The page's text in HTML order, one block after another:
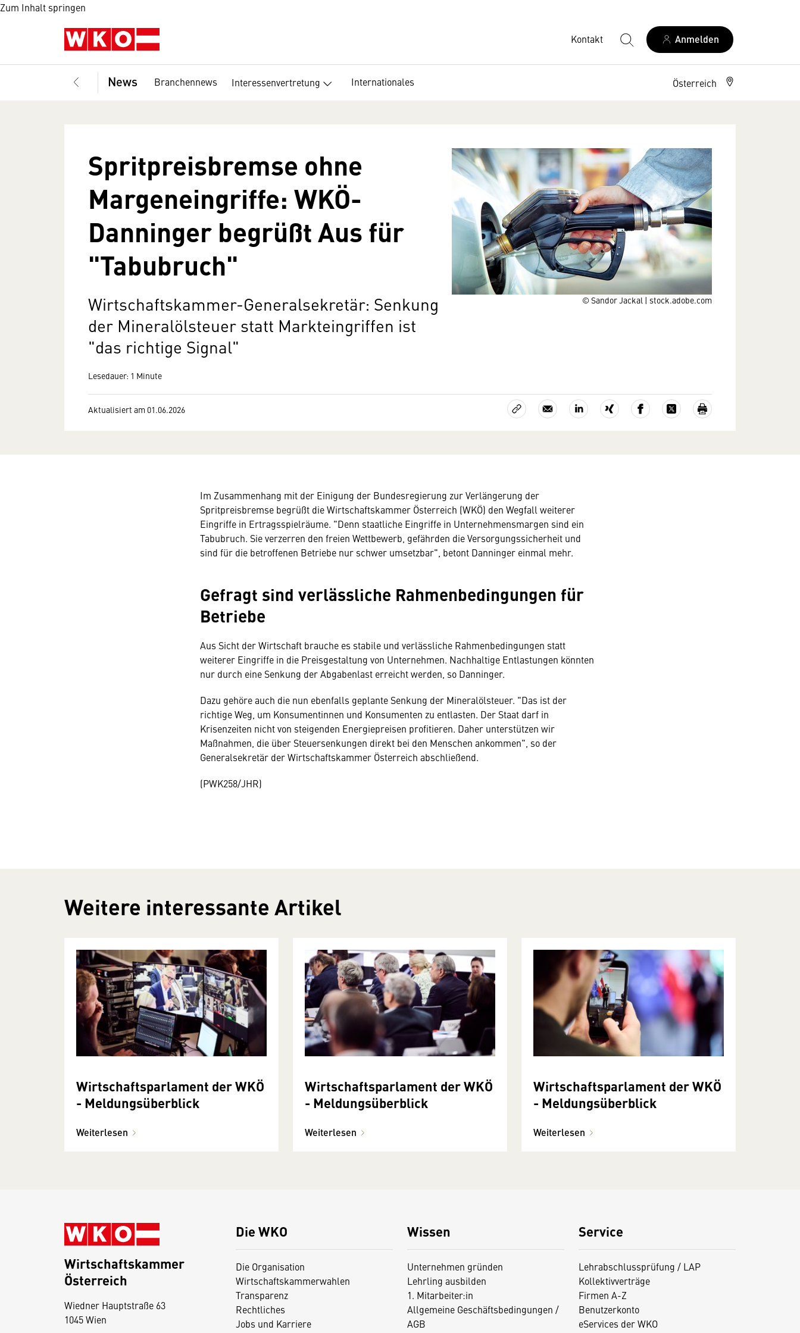
Zum Inhalt springen
Kontakt Anmelden
News Branchennews Interessenvertretung Internationales Österreich
© Sandor Jackal | stock.adobe.com
Spritpreisbremse ohne
Margeneingriffe: WKÖ-
Danninger begrüßt Aus für
"Tabubruch"
Wirtschaftskammer-Generalsekretär: Senkung
der Mineralölsteuer statt Markteingriffen ist
"das richtige Signal"
Lesedauer: 1 Minute
Aktualisiert am 01.06.2026
Im Zusammenhang mit der Einigung der Bundesregierung zur Verlängerung der
Spritpreisbremse begrüßt die Wirtschaftskammer Österreich (WKÖ) den Wegfall weiterer
Eingriffe in Ertragsspielräume. "Denn staatliche Eingriffe in Unternehmensmargen sind ein
Tabubruch. Sie verzerren den freien Wettbewerb, gefährden die Versorgungssicherheit und
sind für die betroffenen Betriebe nur schwer umsetzbar", betont Danninger einmal mehr.
Gefragt sind verlässliche Rahmenbedingungen für
Betriebe
Aus Sicht der Wirtschaft brauche es stabile und verlässliche Rahmenbedingungen statt
weiterer Eingriffe in die Preisgestaltung von Unternehmen. Nachhaltige Entlastungen könnten
nur durch eine Senkung der Abgabenlast erreicht werden, so Danninger.
Dazu gehöre auch die nun ebenfalls geplante Senkung der Mineralölsteuer. "Das ist der
richtige Weg, um Konsumentinnen und Konsumenten zu entlasten. Der Staat darf in
Krisenzeiten nicht von steigenden Energiepreisen profitieren. Daher unterstützen wir
Maßnahmen, die über Steuersenkungen direkt bei den Menschen ankommen", so der
Generalsekretär der Wirtschaftskammer Österreich abschließend.
(PWK258/JHR)
Weitere interessante Artikel
Wirtschaftsparlament der WKÖ
- Meldungsüberblick
Weiterlesen
Wirtschaftsparlament der WKÖ
- Meldungsüberblick
Weiterlesen
Wirtschaftsparlament der WKÖ
- Meldungsüberblick
Weiterlesen
Die WKO
Die Organisation
Wirtschaftskammerwahlen
Transparenz
Rechtliches
Jobs und Karriere
Wissen
Unternehmen gründen
Lehrling ausbilden
1. Mitarbeiter:in
Allgemeine Geschäftsbedingungen /
AGB
Service
Lehrabschlussprüfung / LAP
Kollektivverträge
Firmen A-Z
Benutzerkonto
eServices der WKO
Wirtschaftskammer
Österreich
Wiedner Hauptstraße 63
1045 Wien